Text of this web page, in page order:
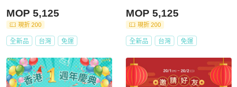
MOP 5,125
現折 200
全新品 台灣 免運
MOP 5,125
現折 200
全新品 台灣 免運